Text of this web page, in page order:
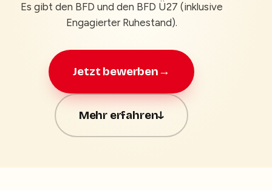
Es gibt den BFD und den BFD Ü27 (inklusive
Engagierter Ruhestand).
Jetzt bewerben→
Mehr erfahren↓